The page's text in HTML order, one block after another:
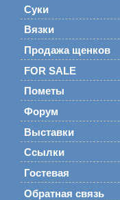
Суки
Вязки
Продажа щенков
FOR SALE
Пометы
Форум
Выставки
Ссылки
Гостевая
Обратная связь